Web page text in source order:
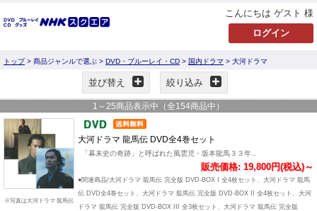
こんにちは ゲスト 様
トップ> 商品ジャンルで選ぶ > DVD・ブルーレイ・CD > 国内ドラマ > 大河ドラマ
並び替え 絞り込み
1 ～ 25商品表示中（全154商品中）
※写真は大河ドラマ 龍馬伝
大河ドラマ 龍馬伝 DVD全4巻セット
「幕末史の奇跡」と呼ばれた風雲児・坂本龍馬３３年..
販売価格: 19,800円(税込)～
●関連商品/大河ドラマ 龍馬伝 完全版 DVD-BOX I 全4枚セット、大河ドラマ 龍馬
伝 DVD全4巻セット、大河ドラマ 龍馬伝 完全版 DVD-BOX II 全4枚セット、大河
ドラマ 龍馬伝 完全版 DVD-BOX III 全3枚セット、大河ドラマ 龍馬伝 完全版